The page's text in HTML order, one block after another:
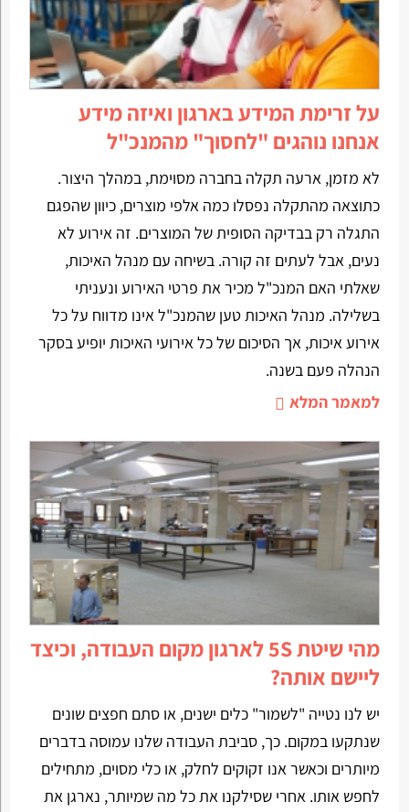
על זרימת המידע בארגון ואיזה מידע
אנחנו נוהגים "לחסוך" מהמנכ"ל
לא מזמן, ארעה תקלה בחברה מסוימת, במהלך היצור.
כתוצאה מהתקלה נפסלו כמה אלפי מוצרים, כיוון שהפגם
התגלה רק בבדיקה הסופית של המוצרים. זה אירוע לא
נעים, אבל לעתים זה קורה. בשיחה עם מנהל האיכות,
שאלתי האם המנכ"ל מכיר את פרטי האירוע ונעניתי
בשלילה. מנהל האיכות טען שהמנכ"ל אינו מדווח על כל
אירוע איכות, אך הסיכום של כל אירועי האיכות יופיע בסקר
הנהלה פעם בשנה.
למאמר המלא
מהי שיטת 5S לארגון מקום העבודה, וכיצד
ליישם אותה?
יש לנו נטייה "לשמור" כלים ישנים, או סתם חפצים שונים
שנתקעו במקום. כך, סביבת העבודה שלנו עמוסה בדברים
מיותרים וכאשר אנו זקוקים לחלק, או כלי מסוים, מתחילים
לחפש אותו. אחרי שסילקנו את כל מה שמיותר, נארגן את